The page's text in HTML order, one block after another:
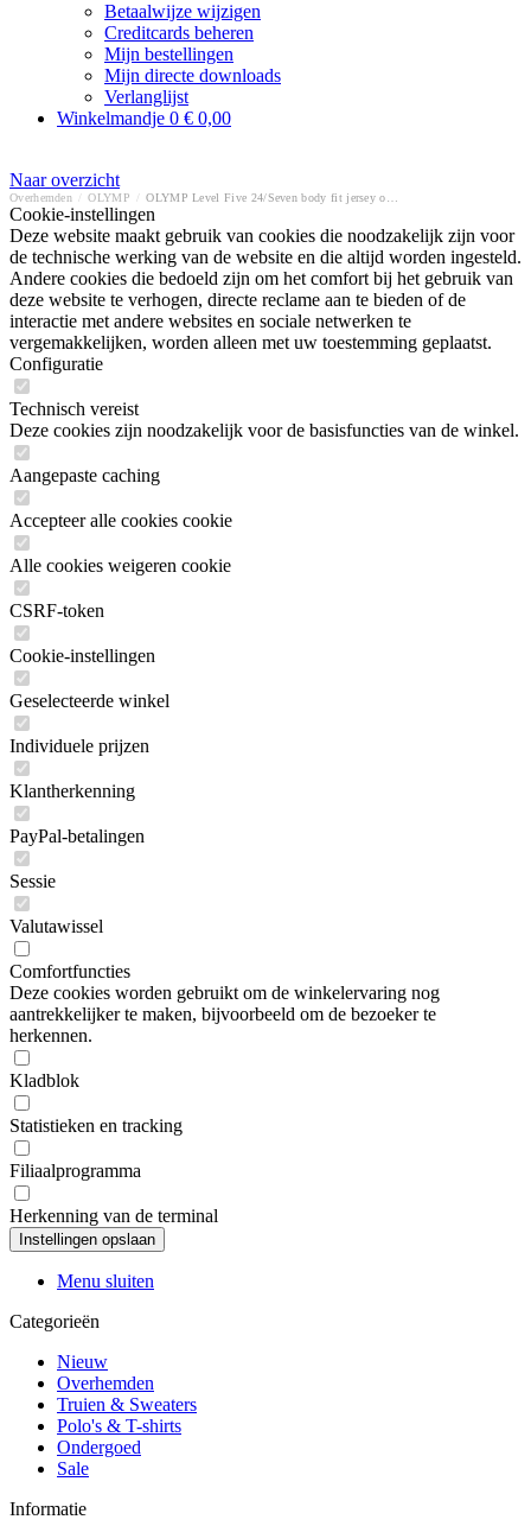
Betaalwijze wijzigen
Creditcards beheren
Mijn bestellingen
Mijn directe downloads
Verlanglijst
Winkelmandje 0 € 0,00
Naar overzicht
Overhemden OLYMP
Cookie-instellingen
Deze website maakt gebruik van cookies die noodzakelijk zijn voor
de technische werking van de website en die altijd worden ingesteld.
Andere cookies die bedoeld zijn om het comfort bij het gebruik van
deze website te verhogen, directe reclame aan te bieden of de
interactie met andere websites en sociale netwerken te
vergemakkelijken, worden alleen met uw toestemming geplaatst.
Configuratie
Technisch vereist
Deze cookies zijn noodzakelijk voor de basisfuncties van de winkel.
Aangepaste caching
Accepteer alle cookies cookie
Alle cookies weigeren cookie
CSRF-token
Cookie-instellingen
Geselecteerde winkel
Individuele prijzen
Klantherkenning
PayPal-betalingen
Sessie
Valutawissel
Comfortfuncties
Deze cookies worden gebruikt om de winkelervaring nog
aantrekkelijker te maken, bijvoorbeeld om de bezoeker te
herkennen.
Kladblok
Statistieken en tracking
Filiaalprogramma
Herkenning van de terminal
Menu sluiten
Categorieën
Nieuw
Overhemden
Truien & Sweaters
Polo's & T-shirts
Ondergoed
Sale
Informatie